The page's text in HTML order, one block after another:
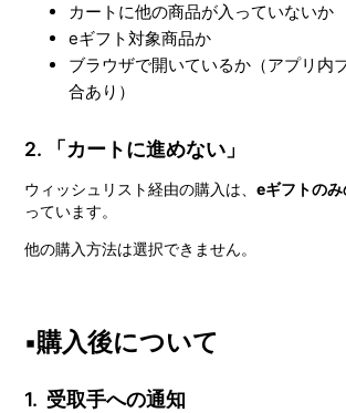
カートに他の商品が入っていないか
eギフト対象商品か
ブラウザで開いているか（アプリ内
合あり）
2. 「カートに進めない」
ウィッシュリスト経由の購入は、eギフトの
っています。
他の購入方法は選択できません。
▪️購入後について
1. 受取手への通知